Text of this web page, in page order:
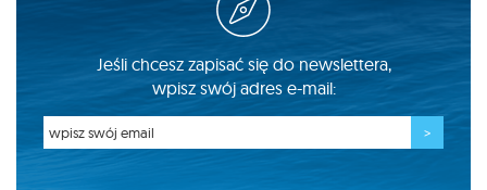
Jeśli chcesz zapisać się do newslettera,
wpisz swój adres e-mail: